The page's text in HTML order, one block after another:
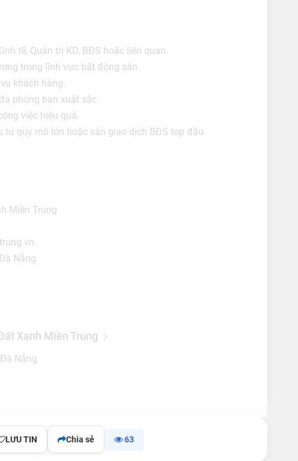
tế, Quản trị KD, BĐS hoặc liên quan.
trong lĩnh vực bất động sản.
khách hàng.
phòng ban xuất sắc.
việc hiệu quả.
quy mô lớn hoặc sàn giao dịch BĐS top đầu
Miền Trung
Nẵng
Xanh Miền Trung
Nẵng
LƯU TIN Chia sẻ 63